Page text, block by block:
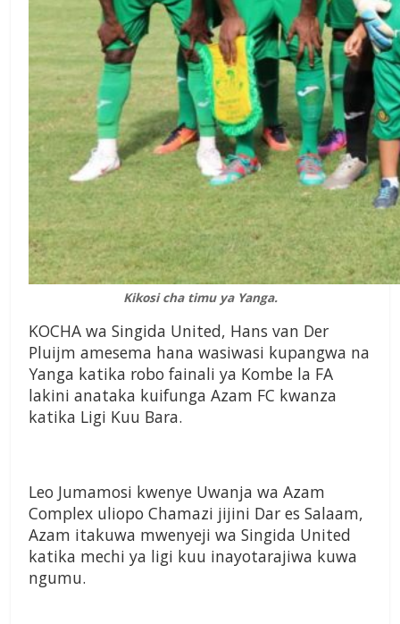
Kikosi cha timu ya Yanga.
KOCHA wa Singida United, Hans van Der
Pluijm amesema hana wasiwasi kupangwa na
Yanga katika robo fainali ya Kombe la FA
lakini anataka kuifunga Azam FC kwanza
katika Ligi Kuu Bara.
Leo Jumamosi kwenye Uwanja wa Azam
Complex uliopo Chamazi jijini Dar es Salaam,
Azam itakuwa mwenyeji wa Singida United
katika mechi ya ligi kuu inayotarajiwa kuwa
ngumu.